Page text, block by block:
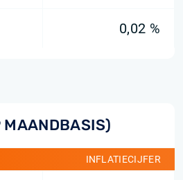
0,02 %
MAANDBASIS)
INFLATIECIJFER